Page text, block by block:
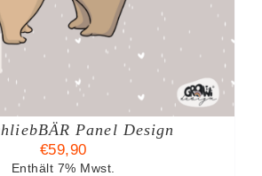
Panel Design
€59,90
Enthält 7% Mwst.